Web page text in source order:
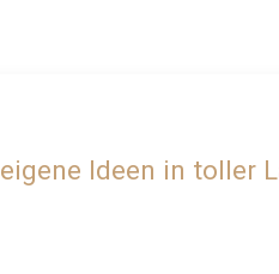
Ideen in toller